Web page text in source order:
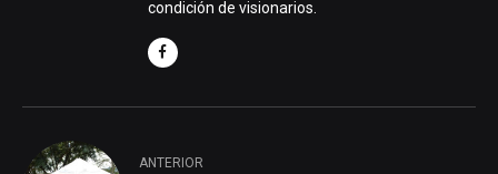
condición de visionarios.
ANTERIOR